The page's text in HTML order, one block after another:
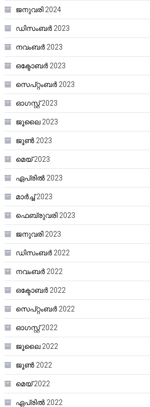
ജനുവരി 2024
ഡിസംബർ 2023
നവംബർ 2023
ഒക്ടോബർ 2023
സെപ്റ്റംബർ 2023
ഓഗസ്റ്റ്‌ 2023
ജൂലൈ 2023
ജൂൺ 2023
മെയ്‌ 2023
ഏപ്രിൽ 2023
മാർച്ച്‌ 2023
ഫെബ്രുവരി 2023
ജനുവരി 2023
ഡിസംബർ 2022
നവംബർ 2022
ഒക്ടോബർ 2022
സെപ്റ്റംബർ 2022
ഓഗസ്റ്റ്‌ 2022
ജൂലൈ 2022
ജൂൺ 2022
മെയ്‌ 2022
ഏപ്രിൽ 2022